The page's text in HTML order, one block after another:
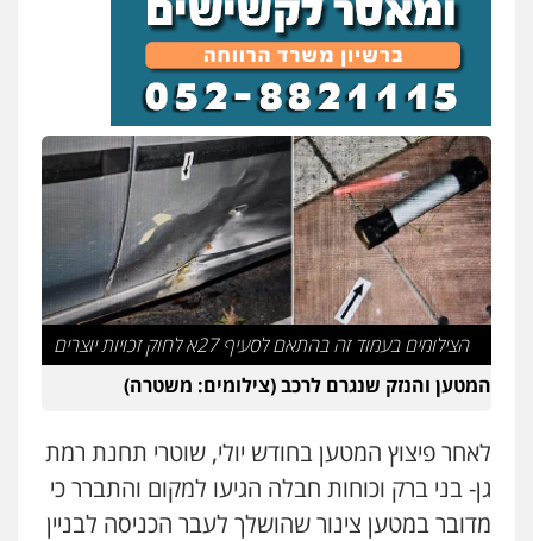
עו"ד אלון קריטי
פלילי כלכלי אלימות סמים מעצרים
0525544654
עו"ד זוהר ארבל
פלילי פשיעה חמורה מעצרים וחקירות
קטינים
0538788878
הצילומים בעמוד זה בהתאם לסעיף 27א לחוק זכויות יוצרים
המטען והנזק שנגרם לרכב (צילומים: משטרה)
לאחר פיצוץ המטען בחודש יולי, שוטרי תחנת רמת
גן- בני ברק וכוחות חבלה הגיעו למקום והתברר כי
מדובר במטען צינור שהושלך לעבר הכניסה לבניין